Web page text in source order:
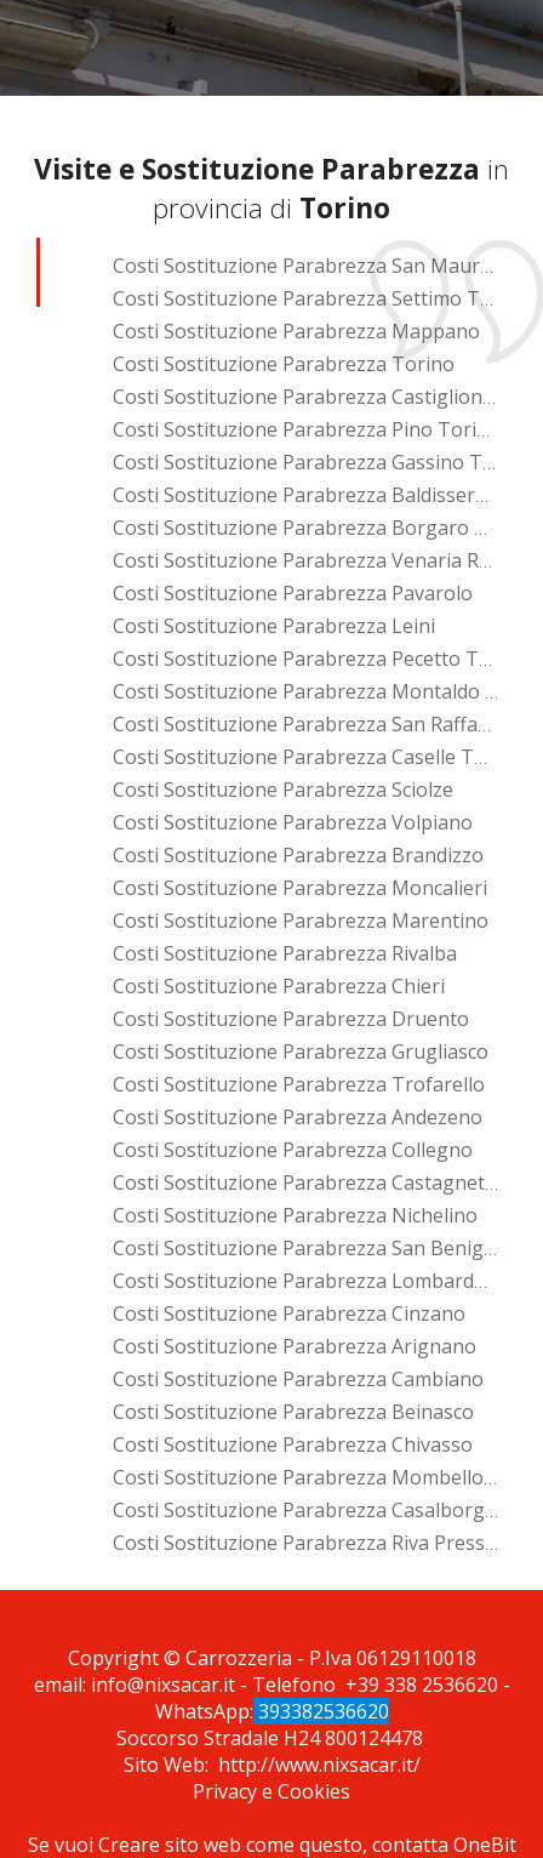
Visite e Sostituzione Parabrezza in
provincia di Torino
Costi Sostituzione Parabrezza San Mauro Torinese
Costi Sostituzione Parabrezza Settimo Torinese
Costi Sostituzione Parabrezza Mappano
Costi Sostituzione Parabrezza Torino
Costi Sostituzione Parabrezza Castiglione Torinese
Costi Sostituzione Parabrezza Pino Torinese
Costi Sostituzione Parabrezza Gassino Torinese
Costi Sostituzione Parabrezza Baldissero Torinese
Costi Sostituzione Parabrezza Borgaro Torinese
Costi Sostituzione Parabrezza Venaria Reale
Costi Sostituzione Parabrezza Pavarolo
Costi Sostituzione Parabrezza Leini
Costi Sostituzione Parabrezza Pecetto Torinese
Costi Sostituzione Parabrezza Montaldo Torinese
Costi Sostituzione Parabrezza San Raffaele Cimena
Costi Sostituzione Parabrezza Caselle Torinese
Costi Sostituzione Parabrezza Sciolze
Costi Sostituzione Parabrezza Volpiano
Costi Sostituzione Parabrezza Brandizzo
Costi Sostituzione Parabrezza Moncalieri
Costi Sostituzione Parabrezza Marentino
Costi Sostituzione Parabrezza Rivalba
Costi Sostituzione Parabrezza Chieri
Costi Sostituzione Parabrezza Druento
Costi Sostituzione Parabrezza Grugliasco
Costi Sostituzione Parabrezza Trofarello
Costi Sostituzione Parabrezza Andezeno
Costi Sostituzione Parabrezza Collegno
Costi Sostituzione Parabrezza Castagneto Po
Costi Sostituzione Parabrezza Nichelino
Costi Sostituzione Parabrezza San Benigno Canavese
Costi Sostituzione Parabrezza Lombardore
Costi Sostituzione Parabrezza Cinzano
Costi Sostituzione Parabrezza Arignano
Costi Sostituzione Parabrezza Cambiano
Costi Sostituzione Parabrezza Beinasco
Costi Sostituzione Parabrezza Chivasso
Costi Sostituzione Parabrezza Mombello Di Torino
Costi Sostituzione Parabrezza Casalborgone
Costi Sostituzione Parabrezza Riva Presso Chieri
Copyright © Carrozzeria - P.Iva 06129110018
email: info@nixsacar.it- Telefono +39 338 2536620 -
WhatsApp: 393382536620
Soccorso Stradale H24800124478
Sito Web: http://www.nixsacar.it/
Privacye Cookies
Se vuoi Creare sito web come questo, contatta OneBit